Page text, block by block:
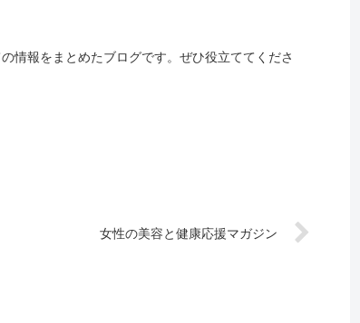
情報をまとめたブログです。ぜひ役立ててくださ
女性の美容と健康応援マガジン